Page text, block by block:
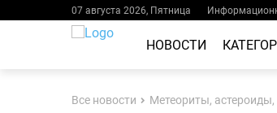
07 августа 2026, Пятница
НОВОСТИ
Все новости Метеориты,